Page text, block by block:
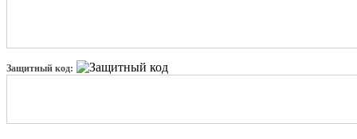
Защитный код: